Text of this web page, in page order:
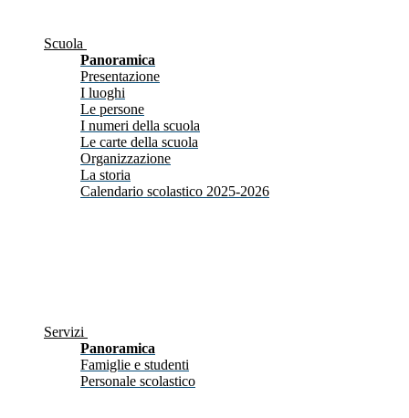
Scuola
Panoramica
Presentazione
I luoghi
Le persone
I numeri della scuola
Le carte della scuola
Organizzazione
La storia
Calendario scolastico 2025-2026
Servizi
Panoramica
Famiglie e studenti
Personale scolastico